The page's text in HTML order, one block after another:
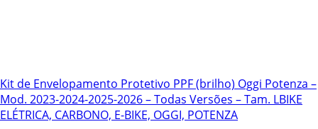
Kit de Envelopamento Protetivo PPF (brilho) Oggi Potenza –
Mod. 2023-2024-2025-2026 – Todas Versões – Tam. LBIKE
ELÉTRICA, CARBONO, E-BIKE, OGGI, POTENZA